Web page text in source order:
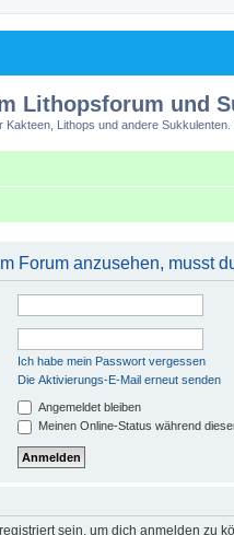
Lithopsforum und
Kakteen, Lithops und andere
Forum anzusehen, musst
Ich habe mein Passwort vergessen
Die Aktivierungs-E-Mail erneut senden
Angemeldet bleiben
Meinen Online-Status während
sein, um dich anmelden zu